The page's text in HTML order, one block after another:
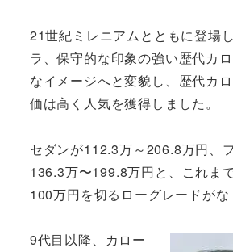
21世紀ミレニアムとともに登場
ラ、保守的な印象の強い歴代カ
なイメージへと変貌し、歴代カ
価は高く人気を獲得しました。
セダンが112.3万～206.8万円、
136.3万〜199.8万円と、これま
100万円を切るローグレードがな
9代目以降、カロー